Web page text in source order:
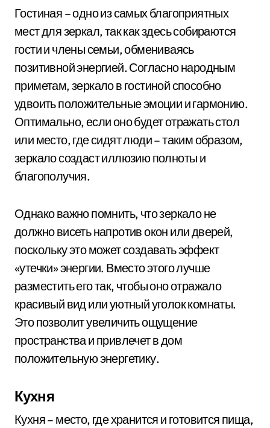
Гостиная – одно из самых благоприятных
мест для зеркал, так как здесь собираются
гости и члены семьи, обмениваясь
позитивной энергией. Согласно народным
приметам, зеркало в гостиной способно
удвоить положительные эмоции и гармонию.
Оптимально, если оно будет отражать стол
или место, где сидят люди – таким образом,
зеркало создаст иллюзию полноты и
благополучия.
Однако важно помнить, что зеркало не
должно висеть напротив окон или дверей,
поскольку это может создавать эффект
«утечки» энергии. Вместо этого лучше
разместить его так, чтобы оно отражало
красивый вид или уютный уголок комнаты.
Это позволит увеличить ощущение
пространства и привлечет в дом
положительную энергетику.
Кухня
Кухня – место, где хранится и готовится пища,